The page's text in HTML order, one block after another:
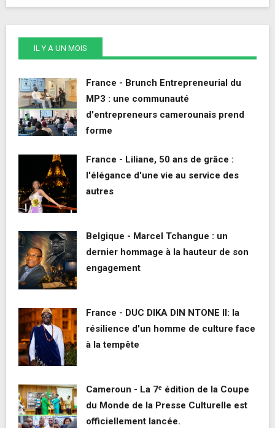
IL Y A UN MOIS
France - Brunch Entrepreneurial du
MP3 : une communauté
d'entrepreneurs camerounais prend
forme
France - Liliane, 50 ans de grâce :
l'élégance d'une vie au service des
autres
Belgique - Marcel Tchangue : un
dernier hommage à la hauteur de son
engagement
France - DUC DIKA DIN NTONE II: la
résilience d'un homme de culture face
à la tempête
Cameroun - La 7ᵉ édition de la Coupe
du Monde de la Presse Culturelle est
officiellement lancée.